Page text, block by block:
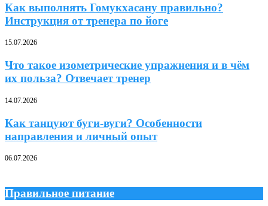
Как выполнять Гомукхасану правильно?
Инструкция от тренера по йоге
15.07.2026
Что такое изометрические упражнения и в чём
их польза? Отвечает тренер
14.07.2026
Как танцуют буги-вуги? Особенности
направления и личный опыт
06.07.2026
Правильное питание